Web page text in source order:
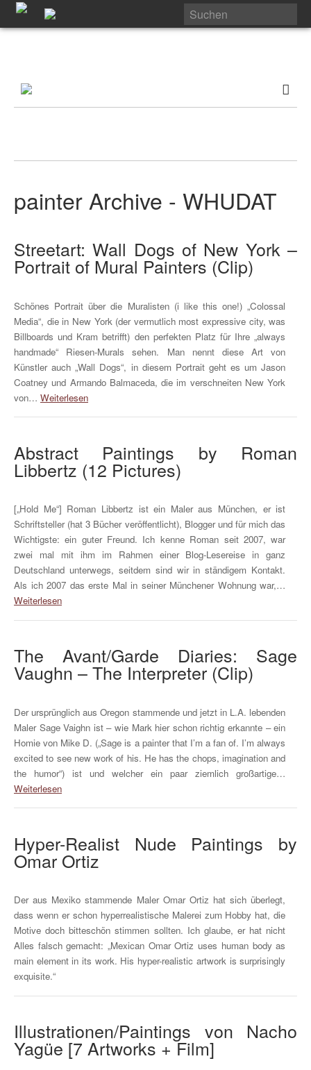
painter Archive - WHUDAT
Streetart: Wall Dogs of New York –
Portrait of Mural Painters (Clip)
Schönes Portrait über die Muralisten (i like this one!) „Colossal
Media“, die in New York (der vermutlich most expressive city, was
Billboards und Kram betrifft) den perfekten Platz für Ihre „always
handmade“ Riesen-Murals sehen. Man nennt diese Art von
Künstler auch „Wall Dogs“, in diesem Portrait geht es um Jason
Coatney und Armando Balmaceda, die im verschneiten New York
von… Weiterlesen
Abstract Paintings by Roman
Libbertz (12 Pictures)
[„Hold Me“] Roman Libbertz ist ein Maler aus München, er ist
Schriftsteller (hat 3 Bücher veröffentlicht), Blogger und für mich das
Wichtigste: ein guter Freund. Ich kenne Roman seit 2007, war
zwei mal mit ihm im Rahmen einer Blog-Lesereise in ganz
Deutschland unterwegs, seitdem sind wir in ständigem Kontakt.
Als ich 2007 das erste Mal in seiner Münchener Wohnung war,…
Weiterlesen
The Avant/Garde Diaries: Sage
Vaughn – The Interpreter (Clip)
Der ursprünglich aus Oregon stammende und jetzt in L.A. lebenden
Maler Sage Vaighn ist – wie Mark hier schon richtig erkannte – ein
Homie von Mike D. („Sage is a painter that I’m a fan of. I’m always
excited to see new work of his. He has the chops, imagination and
the humor“) ist und welcher ein paar ziemlich großartige…
Weiterlesen
Hyper-Realist Nude Paintings by
Omar Ortiz
Der aus Mexiko stammende Maler Omar Ortiz hat sich überlegt,
dass wenn er schon hyperrealistische Malerei zum Hobby hat, die
Motive doch bitteschön stimmen sollten. Ich glaube, er hat nicht
Alles falsch gemacht: „Mexican Omar Ortiz uses human body as
main element in its work. His hyper-realistic artwork is surprisingly
exquisite.“
Illustrationen/Paintings von Nacho
Yagüe [7 Artworks + Film]